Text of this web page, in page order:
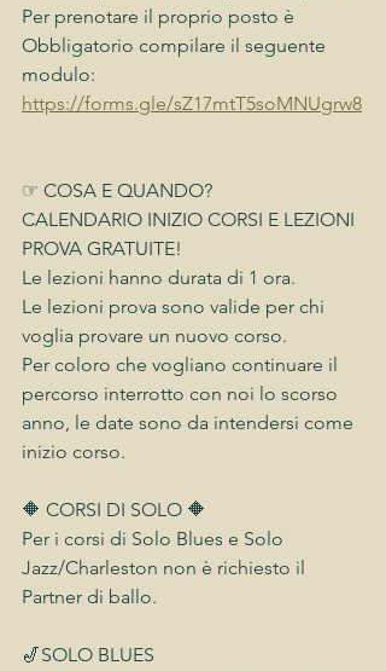
Per prenotare il proprio posto è
Obbligatorio compilare il seguente
modulo:
https://forms.gle/sZ17mtT5soMNUgrw8
☞ COSA E QUANDO?
CALENDARIO INIZIO CORSI E LEZIONI
PROVA GRATUITE!
Le lezioni hanno durata di 1 ora.
Le lezioni prova sono valide per chi
voglia provare un nuovo corso.
Per coloro che vogliano continuare il
percorso interrotto con noi lo scorso
anno, le date sono da intendersi come
inizio corso.
🔶 CORSI DI SOLO 🔶
Per i corsi di Solo Blues e Solo
Jazz/Charleston non è richiesto il
Partner di ballo.
🎷SOLO BLUES